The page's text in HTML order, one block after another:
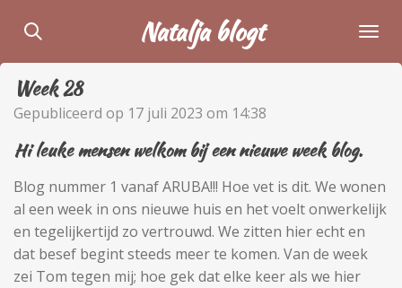
direct
naar
de
hoofdinhoud
Natalja blogt
Week 28
Gepubliceerd op 17 juli 2023 om 14:38
Hi leuke mensen welkom bij een nieuwe week blog.
Blog nummer 1 vanaf ARUBA!!! Hoe vet is dit. We wonen
al een week in ons nieuwe huis en het voelt onwerkelijk
en tegelijkertijd zo vertrouwd. We zitten hier echt en
dat besef begint steeds meer te komen. Van de week
zei Tom tegen mij; hoe gek dat elke keer als we hier